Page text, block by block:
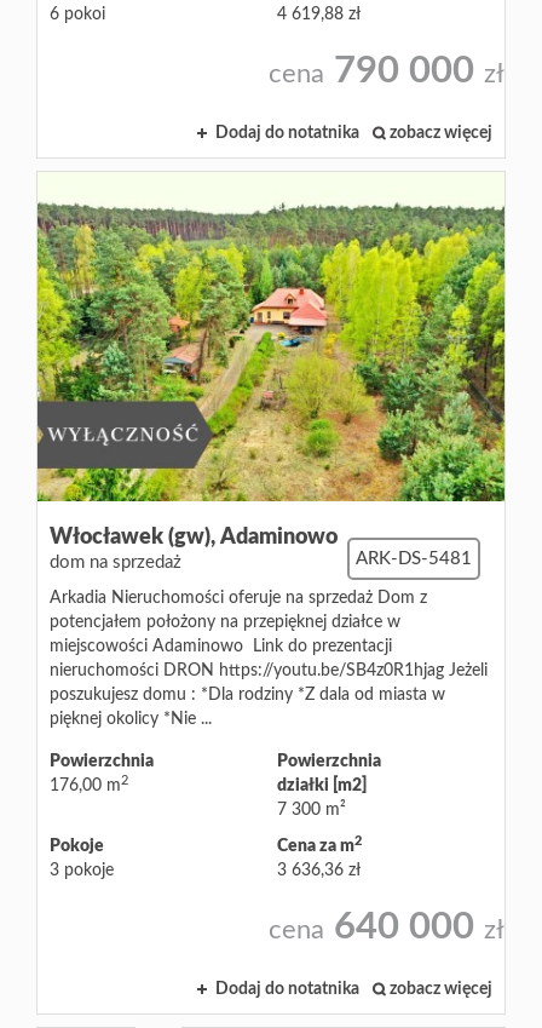
6 pokoi
4 619,88 zł
cena 790 000 zł
Dodaj do notatnika zobacz więcej
Włocławek (gw), Adaminowo
dom na sprzedaż ARK-DS-5481
Arkadia Nieruchomości oferuje na sprzedaż Dom z
potencjałem położony na przepięknej działce w
miejscowości Adaminowo Link do prezentacji
nieruchomości DRON https://youtu.be/SB4z0R1hjag Jeżeli
poszukujesz domu : *Dla rodziny *Z dala od miasta w
pięknej okolicy *Nie ...
Powierzchnia
176,00 m 2
Powierzchnia
działki [m2]
7 300 m²
Pokoje
3 pokoje
Cena za m2
3 636,36 zł
cena 640 000 zł
Dodaj do notatnika zobacz więcej